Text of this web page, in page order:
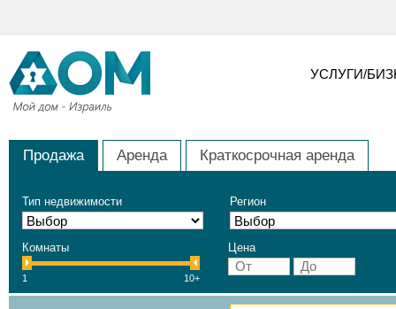
УСЛУГИ/
Продажа Аренда Краткосрочная аренда
Тип недвижимости Регион
Комнаты
1 10+
Цена